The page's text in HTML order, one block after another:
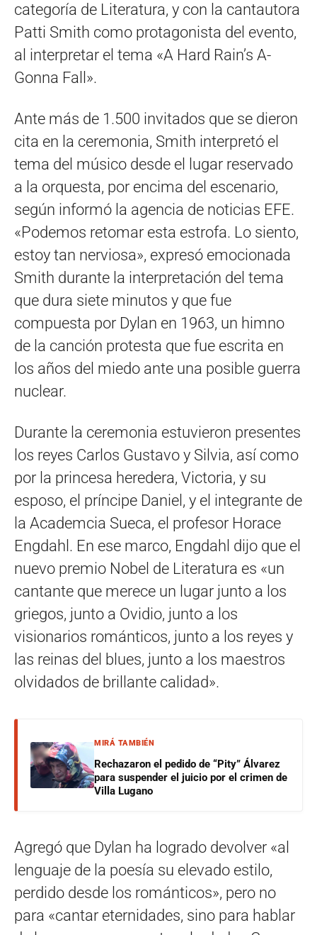
categoría de Literatura, y con la cantautora
Patti Smith como protagonista del evento,
al interpretar el tema «A Hard Rain’s A-
Gonna Fall».
Ante más de 1.500 invitados que se dieron
cita en la ceremonia, Smith interpretó el
tema del músico desde el lugar reservado
a la orquesta, por encima del escenario,
según informó la agencia de noticias EFE.
«Podemos retomar esta estrofa. Lo siento,
estoy tan nerviosa», expresó emocionada
Smith durante la interpretación del tema
que dura siete minutos y que fue
compuesta por Dylan en 1963, un himno
de la canción protesta que fue escrita en
los años del miedo ante una posible guerra
nuclear.
Durante la ceremonia estuvieron presentes
los reyes Carlos Gustavo y Silvia, así como
por la princesa heredera, Victoria, y su
esposo, el príncipe Daniel, y el integrante de
la Academcia Sueca, el profesor Horace
Engdahl. En ese marco, Engdahl dijo que el
nuevo premio Nobel de Literatura es «un
cantante que merece un lugar junto a los
griegos, junto a Ovidio, junto a los
visionarios románticos, junto a los reyes y
las reinas del blues, junto a los maestros
olvidados de brillante calidad».
MIRÁ TAMBIÉN
Rechazaron el pedido de “Pity” Álvarez
para suspender el juicio por el crimen de
Villa Lugano
Agregó que Dylan ha logrado devolver «al
lenguaje de la poesía su elevado estilo,
perdido desde los románticos», pero no
para «cantar eternidades, sino para hablar